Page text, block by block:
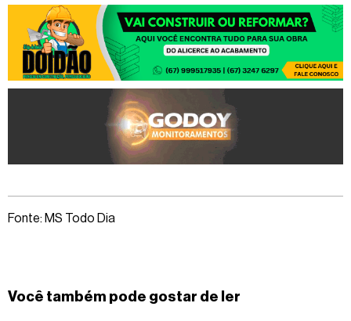
Fonte: MS Todo Dia
Você também pode gostar de ler